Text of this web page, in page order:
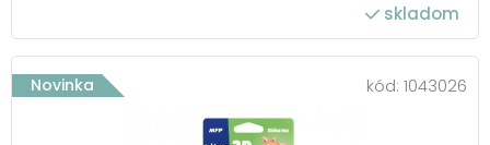
skladom
Novinka kód: 1043026